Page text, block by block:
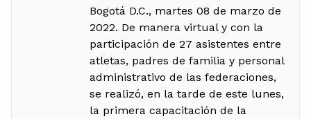
Bogotá D.C., martes 08 de marzo de
2022. De manera virtual y con la
participación de 27 asistentes entre
atletas, padres de familia y personal
administrativo de las federaciones,
se realizó, en la tarde de este lunes,
la primera capacitación de la